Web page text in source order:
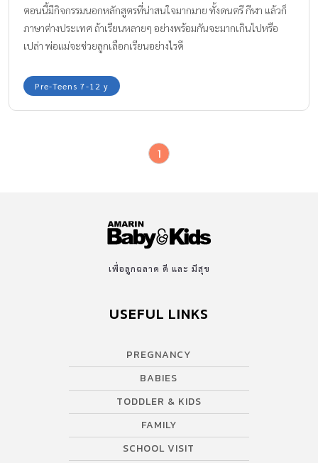
ตอนนี้มีกิจกรรมนอกหลักสูตรที่น่าสนใจมากมาย ทั้งดนตรี กีฬา แล้วก็
ภาษาต่างประเทศ ถ้าเรียนหลายๆ อย่างพร้อมกันจะมากเกินไปหรือ
เปล่า พ่อแม่จะช่วยลูกเลือกเรียนอย่างไรดี
Pre-Teens 7-12 y
1
เพื่อลูกฉลาด ดี และ มีสุข
USEFUL LINKS
PREGNANCY
BABIES
TODDLER & KIDS
FAMILY
SCHOOL VISIT